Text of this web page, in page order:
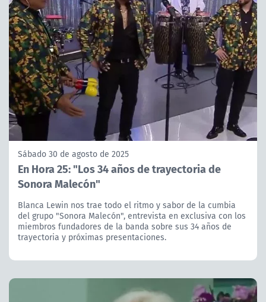
Sábado 30 de agosto de 2025
En Hora 25: "Los 34 años de trayectoria de
Sonora Malecón"
Blanca Lewin nos trae todo el ritmo y sabor de la cumbia
del grupo "Sonora Malecón", entrevista en exclusiva con los
miembros fundadores de la banda sobre sus 34 años de
trayectoria y próximas presentaciones.